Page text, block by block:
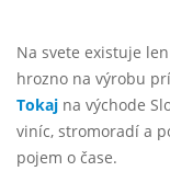
Na svete existuje
hrozno na výrobu
Tokaj na východe
viníc, stromoradí a
pojem o čase.